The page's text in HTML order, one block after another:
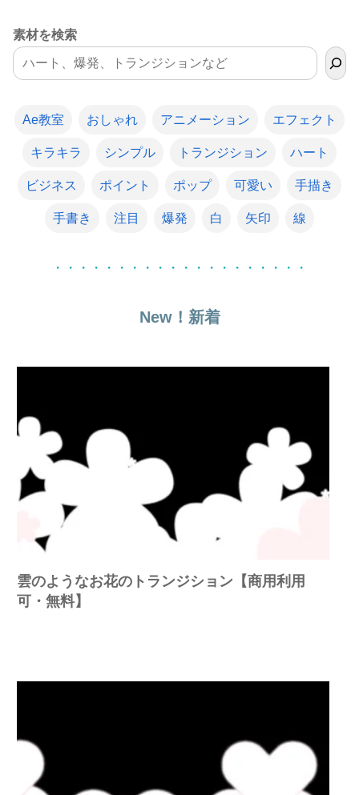
素材を検索
Ae教室 おしゃれ アニメーション エフェクト
キラキラ シンプル トランジション ハート
ビジネス ポイント ポップ 可愛い 手描き
手書き 注目 爆発 白 矢印 線
・・・・・・・・・・・・・・・・・・・・
New！新着
雲のようなお花のトランジション【商用利用
可・無料】